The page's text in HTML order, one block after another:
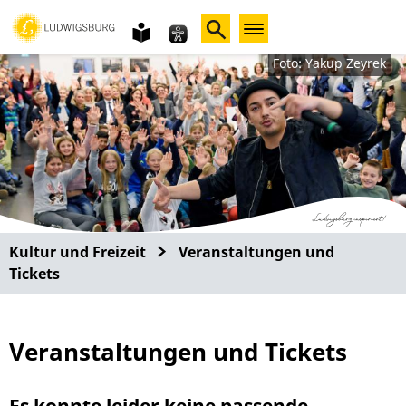
Gebärdensprache
leichte
Sprache Foto: Yakup Zeyrek
Kultur und Freizeit
Veranstaltungen und
Tickets
Veranstaltungen und Tickets